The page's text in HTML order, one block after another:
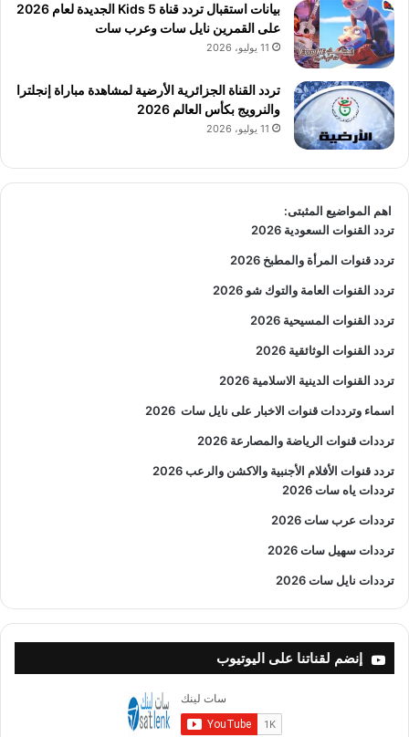
بيانات استقبال تردد قناة 5 Kids الجديدة لعام 2026
على القمرين نايل سات وعرب سات
11 يوليو، 2026
تردد القناة الجزائرية الأرضية لمشاهدة مباراة إنجلترا
والنرويج بكأس العالم 2026
11 يوليو، 2026
اهم المواضيع المثبتى:
تردد القنوات السعودية 2026
تردد قنوات المرأة والمطبخ 2026
تردد القنوات العامة والتوك شو 2026
تردد القنوات المسيحية 2026
تردد القنوات الوثائقية 2026
تردد القنوات الدينية الاسلامية 2026
اسماء وترددات قنوات الاخبار على نايل سات 2026
ترددات قنوات الرياضة والمصارعة 2026
تردد قنوات الأفلام الأجنبية والاكشن والرعب2026
ترددات ياه سات 2026
ترددات عرب سات 2026
ترددات سهيل سات 2026
ترددات نايل سات 2026
إنضم لقناتنا على اليوتيوب